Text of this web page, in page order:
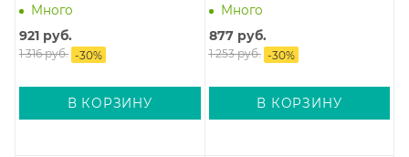
антибактериальным и
противогрибковым
действием, размер 38-40
(25)
Много
921 руб.
1 316руб. -30%
В КОРЗИНУ
антибактериальным и
противогрибковым
действием, размер 35-37
(23)
Много
877руб.
1 253руб. -30%
В КОРЗИНУ